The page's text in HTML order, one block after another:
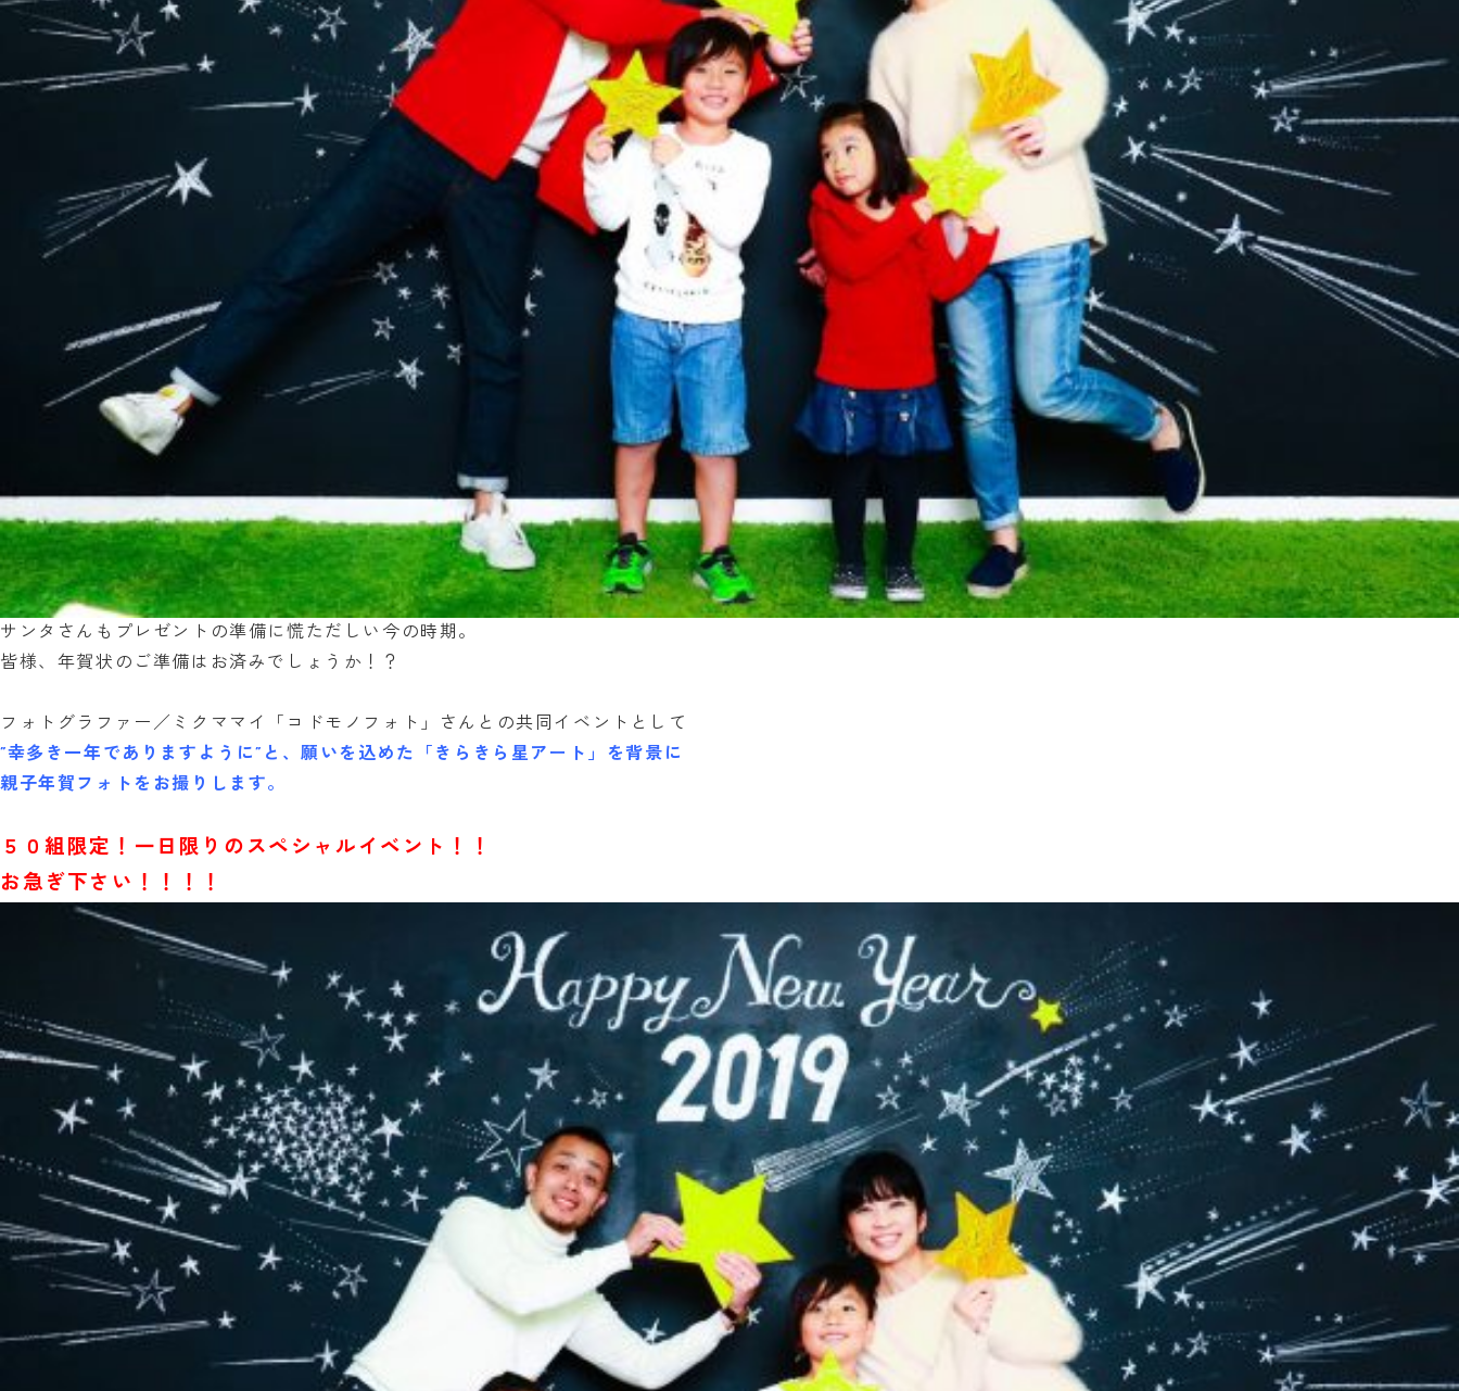
サンタさんもプレゼントの準備に慌ただしい今の時期。
皆様、年賀状のご準備はお済みでしょうか！？
フォトグラファー／ミクママイ「コドモノフォト」さんとの共同イベントとして
”幸多き一年でありますように”と、願いを込めた「きらきら星アート」を背景に
親子年賀フォトをお撮りします。
５０組限定！一日限りのスペシャルイベント！！
お急ぎ下さい！！！！